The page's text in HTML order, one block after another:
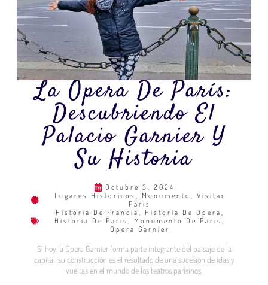
La Ópera De París:
Descubriendo El
Palacio Garnier Y
Su Historia
Octubre 3, 2024
Lugares Historicos
Monumento
Visitar
Paris
Historia De Francia
Historia De Opera
Historia De Paris
Monumento De Paris
Opera Garnier
Si hoy la Ópera Garnier forma parte integrante del paisaje de la
capital, su construcción es el resultado de una sucesión de idas y
vueltas en el mundo de los teatros parisinos.